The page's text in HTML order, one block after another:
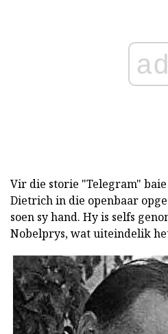
ad
Vir die storie "Telegram"
Dietrich in die openbaar
soen sy hand. Hy is selfs
Nobelprys, wat uiteindelik